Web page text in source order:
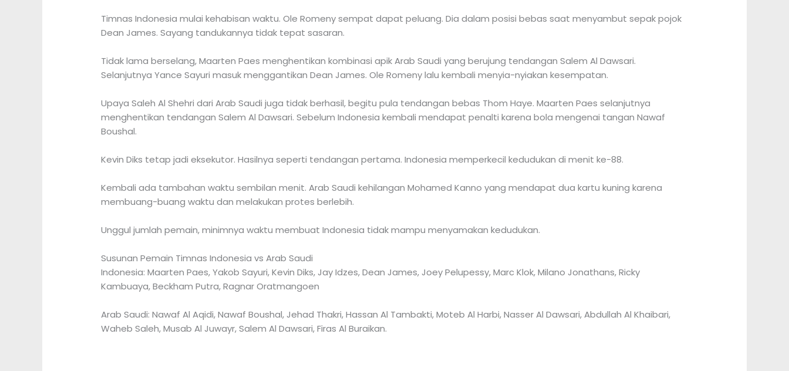
Timnas Indonesia mulai kehabisan waktu. Ole Romeny sempat dapat peluang. Dia dalam posisi bebas saat menyambut sepak pojok
Dean James. Sayang tandukannya tidak tepat sasaran.
Tidak lama berselang, Maarten Paes menghentikan kombinasi apik Arab Saudi yang berujung tendangan Salem Al Dawsari.
Selanjutnya Yance Sayuri masuk menggantikan Dean James. Ole Romeny lalu kembali menyia-nyiakan kesempatan.
Upaya Saleh Al Shehri dari Arab Saudi juga tidak berhasil, begitu pula tendangan bebas Thom Haye. Maarten Paes selanjutnya
menghentikan tendangan Salem Al Dawsari. Sebelum Indonesia kembali mendapat penalti karena bola mengenai tangan Nawaf
Boushal.
Kevin Diks tetap jadi eksekutor. Hasilnya seperti tendangan pertama. Indonesia memperkecil kedudukan di menit ke-88.
Kembali ada tambahan waktu sembilan menit. Arab Saudi kehilangan Mohamed Kanno yang mendapat dua kartu kuning karena
membuang-buang waktu dan melakukan protes berlebih.
Unggul jumlah pemain, minimnya waktu membuat Indonesia tidak mampu menyamakan kedudukan.
Susunan Pemain Timnas Indonesia vs Arab Saudi
Indonesia: Maarten Paes, Yakob Sayuri, Kevin Diks, Jay Idzes, Dean James, Joey Pelupessy, Marc Klok, Milano Jonathans, Ricky
Kambuaya, Beckham Putra, Ragnar Oratmangoen
Arab Saudi: Nawaf Al Aqidi, Nawaf Boushal, Jehad Thakri, Hassan Al Tambakti, Moteb Al Harbi, Nasser Al Dawsari, Abdullah Al Khaibari,
Waheb Saleh, Musab Al Juwayr, Salem Al Dawsari, Firas Al Buraikan.